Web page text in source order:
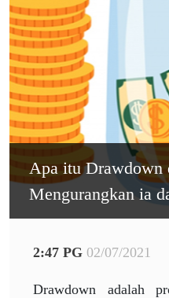
Apa itu Drawdown
Mengurangkan ia
2:47 PG 02/07/2021
Drawdown adalah